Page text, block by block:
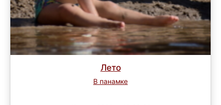
Лето
В панамке